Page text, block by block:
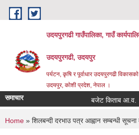
Skip to main content
उदयपुरगढी गाउँपालिका, गाउँ
उदयपुरगढी, उदयपुर
पर्यटन, कृषि र पूर्वाधार उदयपुरगढी
उदयपुर, काेशी प्रदेश, नेपाल ।
समाचार बजेट किताब आ.व.
You are here
Home » शिलबन्दी दरभाउ पत्र आह्वान सम्बन्धी